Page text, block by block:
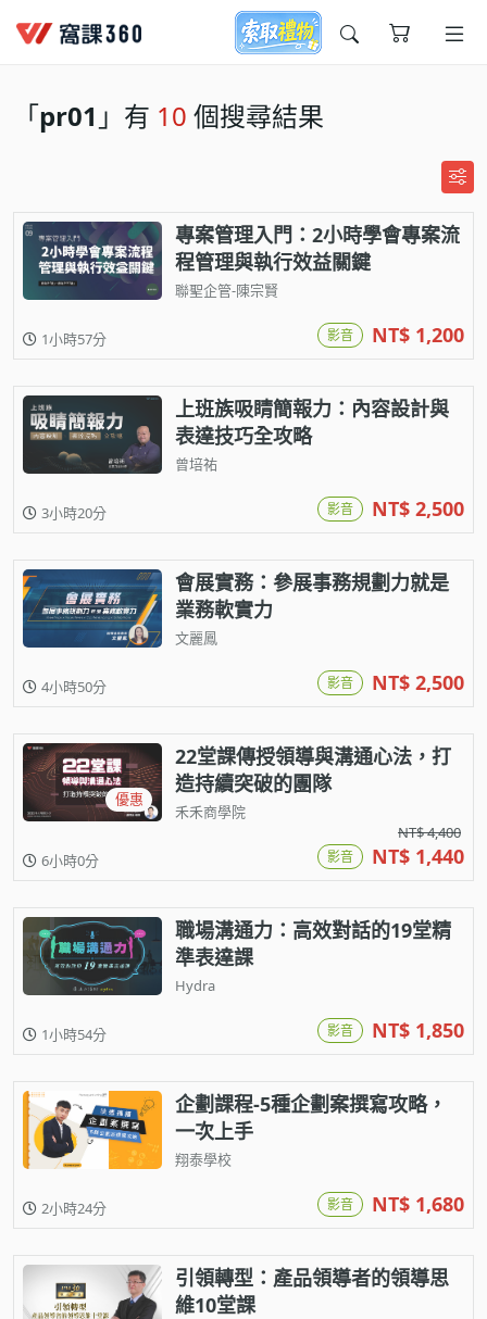
今天想要學什麼?
窩課推薦給您
「pr01 」有 10 個搜尋結果
專案管理入門：2小時學會專案流
程管理與執行效益關鍵
聯聖企管-陳宗賢
1小時57分 影音 NT$ 1,200
上班族吸睛簡報力：內容設計與
表達技巧全攻略
曾培祐
3小時20分 影音 NT$ 2,500
會展實務：參展事務規劃力就是
業務軟實力
文麗鳳
4小時50分 影音 NT$ 2,500
優惠
22堂課傳授領導與溝通心法，打
造持續突破的團隊
禾禾商學院
6小時0分
NT$ 4,400
影音 NT$ 1,440
職場溝通力：高效對話的19堂精
準表達課
Hydra
1小時54分 影音 NT$ 1,850
企劃課程-5種企劃案撰寫攻略，
一次上手
翔泰學校
2小時24分 影音 NT$ 1,680
引領轉型：產品領導者的領導思
維10堂課